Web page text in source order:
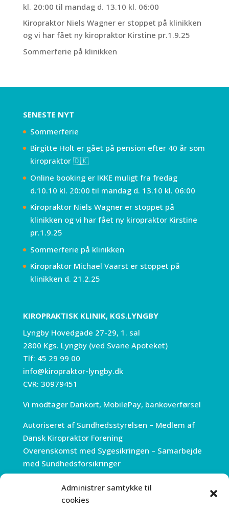
Administrer samtykke til
cookies
kl. 20:00 til mandag d. 13.10 kl. 06:00
Kiropraktor Niels Wagner er stoppet på klinikken
og vi har fået ny kiropraktor Kirstine pr.1.9.25
Sommerferie på klinikken
SENESTE NYT
Sommerferie
Birgitte Holt er gået på pension efter 40 år som
kiropraktor 🇩🇰
Online booking er IKKE muligt fra fredag
d.10.10 kl. 20:00 til mandag d. 13.10 kl. 06:00
Kiropraktor Niels Wagner er stoppet på
klinikken og vi har fået ny kiropraktor Kirstine
pr.1.9.25
Sommerferie på klinikken
Kiropraktor Michael Vaarst er stoppet på
klinikken d. 21.2.25
KIROPRAKTISK KLINIK, KGS.LYNGBY
Lyngby Hovedgade 27-29, 1. sal
2800 Kgs. Lyngby (ved Svane Apoteket)
Tlf: 45 29 99 00
info@kiropraktor-lyngby.dk
CVR: 30979451
Vi modtager Dankort, MobilePay, bankoverførsel
Autoriseret af Sundhedsstyrelsen – Medlem af
Dansk Kiropraktor Forening
Overenskomst med Sygesikringen – Samarbejde
med Sundhedsforsikringer
ÅBNINGSTIDER